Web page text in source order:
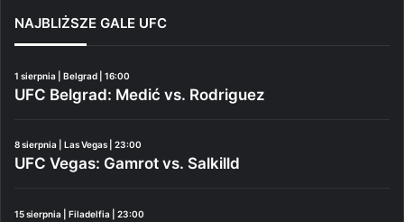
NAJBLIŻSZE GALE UFC
1 sierpnia | Belgrad | 16:00
UFC Belgrad: Medić vs. Rodriguez
8 sierpnia | Las Vegas | 23:00
UFC Vegas: Gamrot vs. Salkilld
15 sierpnia | Filadelfia | 23:00